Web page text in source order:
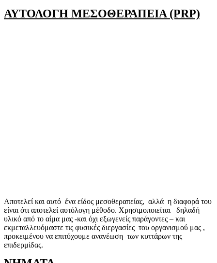
ΑΥΤΟΛΟΓΗ ΜΕΣΟΘΕΡΑΠΕΙΑ (PRP)
Αποτελεί και αυτό ένα είδος μεσοθεραπείας, αλλά η διαφορά του
είναι ότι αποτελεί αυτόλογη μέθοδο. Χρησιμοποιείται δηλαδή
υλικό από το αίμα μας -και όχι εξωγενείς παράγοντες – και
εκμεταλλευόμαστε τις φυσικές διεργασίες του οργανισμού μας ,
προκειμένου να επιτύχουμε ανανέωση των κυττάρων της
επιδερμίδας.